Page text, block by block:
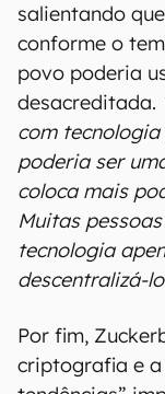
salientando
conforme o
povo poderia
desacreditada.
com
poderia ser
coloca mais
Muitas
tecnologia
descentralizá-
Por fim,
criptografia e